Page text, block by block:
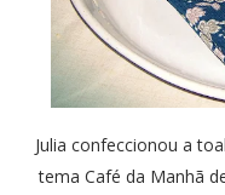
Julia confeccionou a
tema Café da Manhã